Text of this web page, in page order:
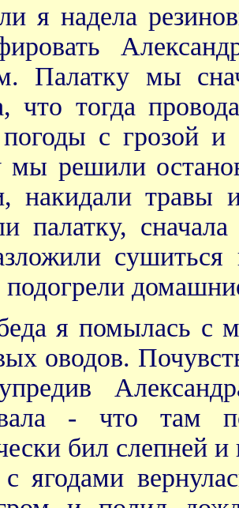
я надела
Палатку мы
что тогда
погоды с грозой
решили
накидали травы
палатку,
сушиться
подогрели
я помылась с
оводов.
- что там
бил слепней
ягодами